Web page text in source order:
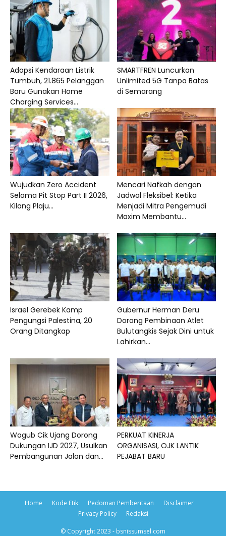
Adopsi Kendaraan Listrik
Tumbuh, 21.865 Pelanggan
Baru Gunakan Home
Charging Services...
SMARTFREN Luncurkan
Unlimited 5G Tanpa Batas
di Semarang
Wujudkan Zero Accident
Selama Pit Stop Part II 2026,
Kilang Plaju...
Mencari Nafkah dengan
Jadwal Fleksibel: Ketika
Menjadi Mitra Pengemudi
Maxim Membantu...
Israel Gerebek Kamp
Pengungsi Palestina, 20
Orang Ditangkap
Gubernur Herman Deru
Dorong Pembinaan Atlet
Bulutangkis Sejak Dini untuk
Lahirkan...
Wagub Cik Ujang Dorong
Dukungan IJD 2027, Usulkan
Pembangunan Jalan dan...
PERKUAT KINERJA
ORGANISASI, OJK LANTIK
PEJABAT BARU
Home Kode Etik Pedoman Pemberitaan
Disclaimer
Privacy Policy
Redaksi
© Copyright 2023 - bsnissumsel.com